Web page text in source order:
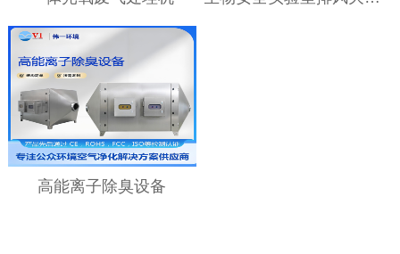
高能离子除臭设备